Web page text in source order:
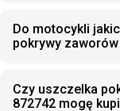
Do motocykli
pokrywy zaworów
Czy uszczelka
872742 mogę